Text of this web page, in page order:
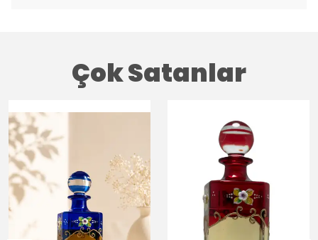
Çok Satanlar